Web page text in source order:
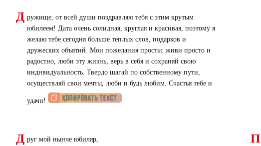
Д ружище, от всей души поздравляю тебя с этим крутым
юбилеем! Дата очень солидная, круглая и красивая, поэтому я
желаю тебе сегодня больше теплых слов, подарков и
дружеских объятий. Мои пожелания просты: живи просто и
радостно, люби эту жизнь, верь в себя и сохраняй свою
индивидуальность. Твердо шагай по собственному пути,
осуществляй свои мечты, люби и будь любим. Счастья тебе и
удачи!
Д руг мой нынче юбиляр,
П